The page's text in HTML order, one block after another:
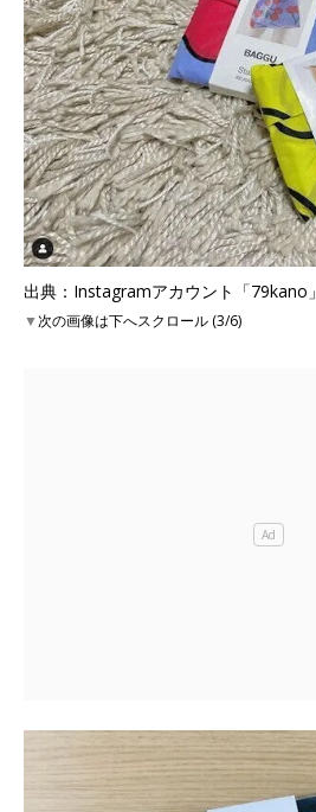
出典：Instagramアカウント「79kano」
▼次の画像は下へスクロール (3/6)